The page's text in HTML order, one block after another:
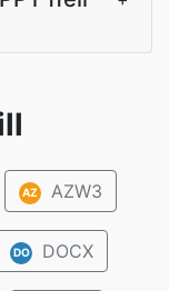
AZ AZW3
DO DOCX